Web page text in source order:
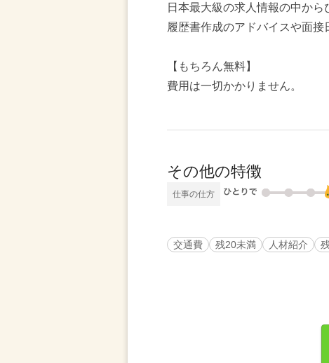
日本最大級の求人情報の中から
履歴書作成のアドバイスや面接
【もちろん無料】
費用は一切かかりません。
その他の特徴
仕事の仕方
交通費 残20未満 人材紹介